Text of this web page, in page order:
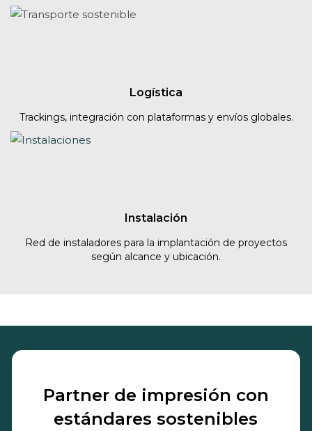
Logística
Trackings, integración con plataformas y envíos globales.
Instalación
Red de instaladores para la implantación de proyectos
según alcance y ubicación.
Partner de impresión con
estándares sostenibles